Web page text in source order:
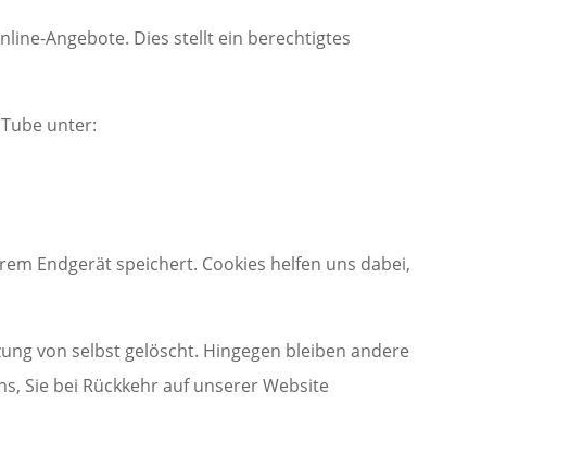
Angebote. Dies stellt ein berechtigtes
unter:
Endgerät speichert. Cookies helfen uns dabei,
von selbst gelöscht. Hingegen bleiben andere
Sie bei Rückkehr auf unserer Website